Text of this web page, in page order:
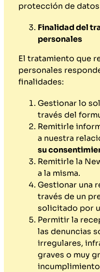
protección de
Finalidad del
personales
El tratamiento que
personales
finalidades:
Gestionar lo
través del
Remitirle
a nuestra
su
Remitirle la
a la misma.
Gestionar una
través de un
solicitado por
Permitir la
las denuncias
irregulares,
graves o muy